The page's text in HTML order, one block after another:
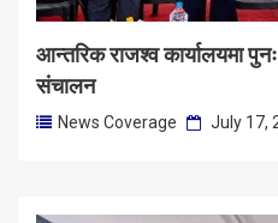
आन्तरिक राजश्व कार्यालयमा
संचालन
News Coverage July 17,